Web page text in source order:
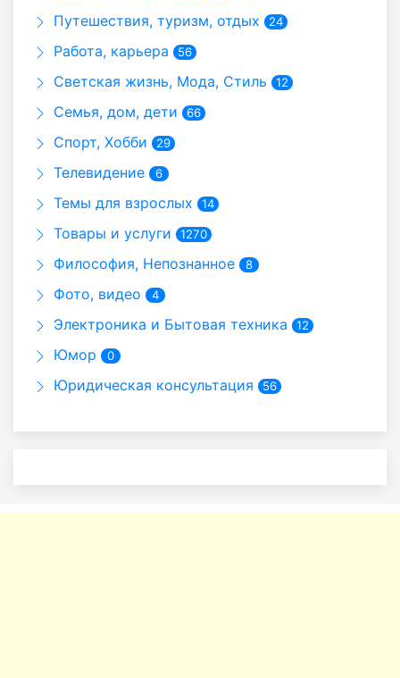
Путешествия, туризм, отдых 24
Работа, карьера 56
Светская жизнь, Мода, Стиль 12
Семья, дом, дети 66
Спорт, Хобби 29
Телевидение 6
Темы для взрослых 14
Товары и услуги 1270
Философия, Непознанное 8
Фото, видео 4
Электроника и Бытовая техника 12
Юмор 0
Юридическая консультация 56